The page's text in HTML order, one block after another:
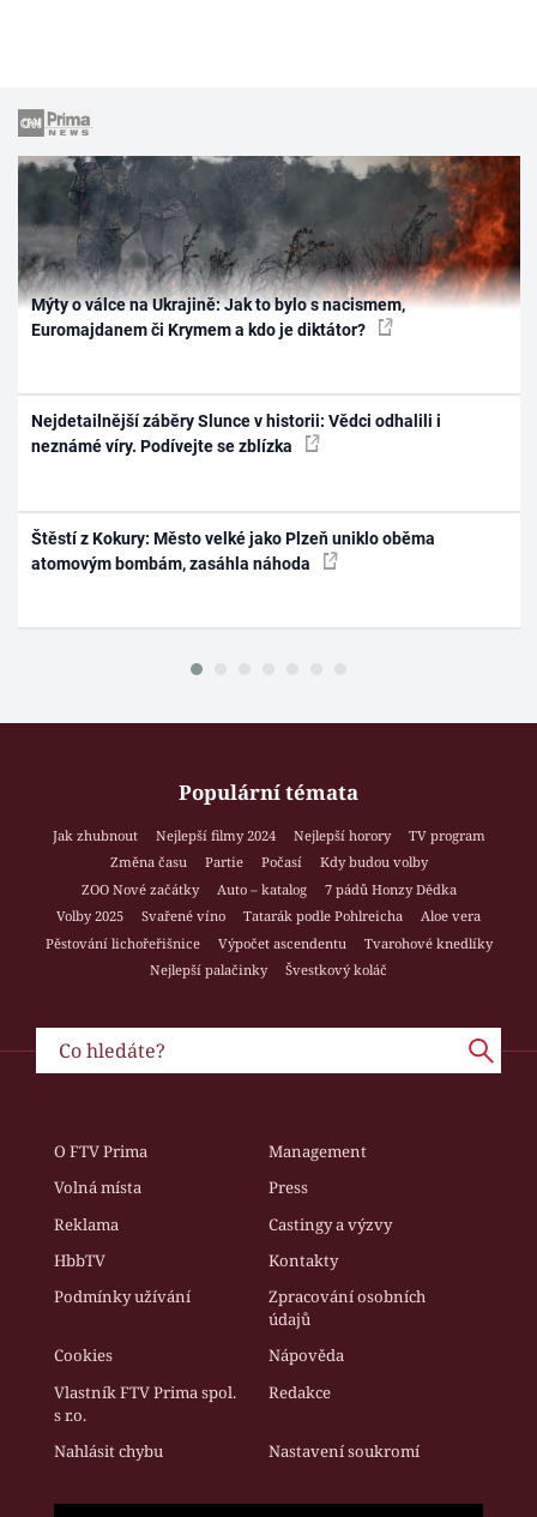
Mýty o válce na Ukrajině: Jak to bylo s nacismem,
Euromajdanem či Krymem a kdo je diktátor?
Nejdetailnější záběry Slunce v historii: Vědci odhalili i
neznámé víry. Podívejte se zblízka
Štěstí z Kokury: Město velké jako Plzeň uniklo oběma
atomovým bombám, zasáhla náhoda
Populární témata
Jak zhubnout Nejlepší filmy 2024 Nejlepší horory
TV program
Změna času
Partie Počasí
Kdy budou volby
ZOO Nové začátky
Auto – katalog
7 pádů Honzy Dědka
Volby 2025
Svařené víno Tatarák podle Pohlreicha
Aloe vera
Pěstování lichořeřišnice
Výpočet ascendentu
Tvarohové knedlíky
Nejlepší palačinky
Švestkový koláč
O FTV Prima
Management
Volná místa
Press
Reklama
Castingy a výzvy
HbbTV
Kontakty
Podmínky užívání
Zpracování osobních
údajů
Cookies
Nápověda
Vlastník FTV Prima spol.
s r.o.
Redakce
Nahlásit chybu Nastavení soukromí